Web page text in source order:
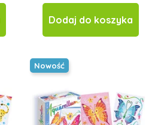
Dodaj do koszyka
Nowość